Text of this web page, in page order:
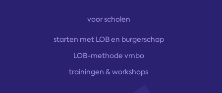
voor scholen
starten met LOB en burgerschap
LOB-methode vmbo
trainingen & workshops